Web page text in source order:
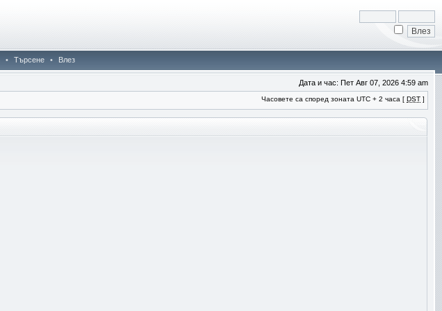
• Търсене • Влез
Дата и час: Пет Авг 07, 2026 4:59 am
Часовете са според зоната UTC + 2 часа [ DST ]